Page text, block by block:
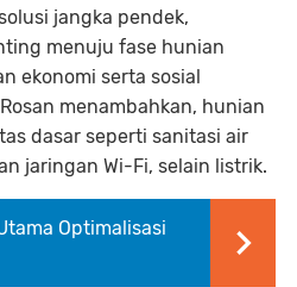
jangka pendek,
menuju fase hunian
ekonomi serta sosial
menambahkan, hunian
dasar seperti sanitasi air
jaringan Wi-Fi, selain listrik.
Optimalisasi